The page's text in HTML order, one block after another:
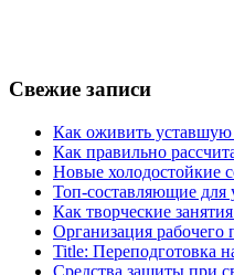
Свежие записи
Как оживить уставшую
Как правильно
Новые холодостойкие
Топ-составляющие для
Как творческие
Организация рабочего
Title: Переподготовка
Средства защиты при